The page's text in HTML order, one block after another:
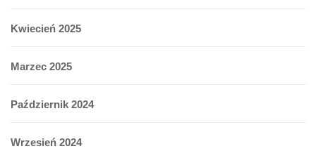
Kwiecień 2025
Marzec 2025
Październik 2024
Wrzesień 2024